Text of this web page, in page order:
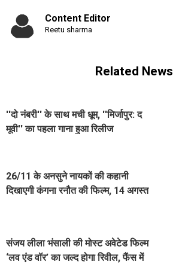
Content Editor
Reetu sharma
Related News
''दो नंबरी'' के साथ मची धूम, ''मिर्जापुर: द
मूवी'' का पहला गाना हुआ रिलीज
26/11 के अनसुने नायकों की कहानी
दिखाएगी कंगना रनौत की फिल्म, 14 अगस्त
संजय लीला भंसाली की मोस्ट अवेटेड फिल्म
‘लव एंड वॉर’ का जल्द होगा रिवील, फैंस में